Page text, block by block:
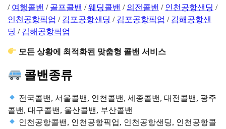
/ 여행콜밴 / 골프콜밴 /웨딩콜밴 / 의전콜밴 / 인천공항샌딩 /
인천공항픽업 / 김포공항샌딩 / 김포공항픽업 / 김해공항샌
딩 / 김해공항픽업
모든 상황에 최적화된 맞춤형 콜밴 서비스
콜밴종류
전국콜밴, 서울콜밴, 인천콜밴, 세종콜밴, 대전콜밴, 광주
콜밴, 대구콜밴, 울산콜밴, 부산콜밴
인천공항콜밴, 인천공항픽업, 인천공항샌딩, 인천공항콜